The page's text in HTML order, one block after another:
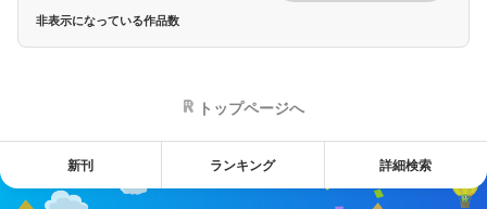
非表示になっている作品数
トップページへ
新刊 ランキング 詳細検索